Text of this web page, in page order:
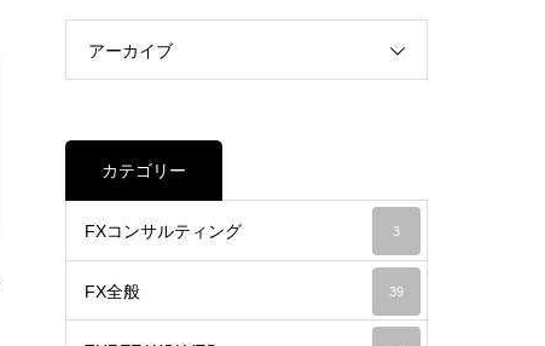
アーカイブ
カテゴリー
FXコンサルティング 3
FX全般 39